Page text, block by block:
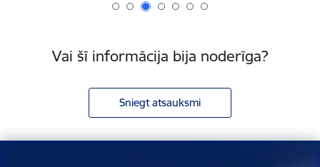
Vai šī informācija bija noderīga?
Sniegt atsauksmi